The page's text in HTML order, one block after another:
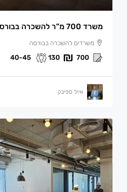
משרד 700 מ”ר להשכרה בבורסה-מיקום פצצה!
משרדים להשכרה בבורסה
700
130
40-45
אייל ספיבק